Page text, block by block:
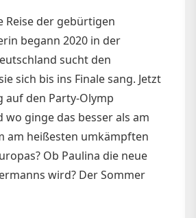
Reise der gebürtigen
begann 2020 in der
sucht den
sich bis ins Finale sang. Jetzt
auf den Party-Olymp
wo ginge das besser als am
am heißesten umkämpften
Ob Paulina die neue
wird? Der Sommer